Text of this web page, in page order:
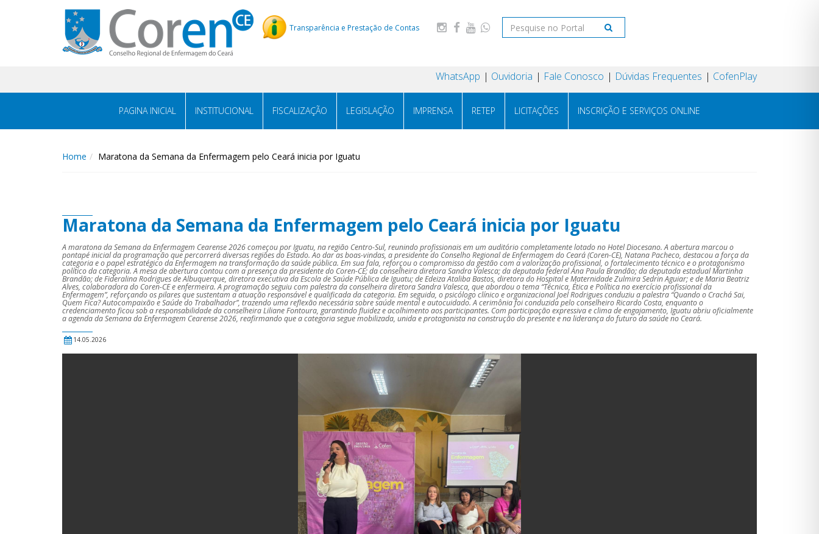
Transparência e Prestação de Contas
WhatsApp Ouvidoria Fale Conosco Dúvidas Frequentes CofenPlay
PAGINA INICIAL INSTITUCIONAL FISCALIZAÇÃO LEGISLAÇÃO IMPRENSA RETEP LICITAÇÕES INSCRIÇÃO E SERVIÇOS ONLINE
Home Maratona da Semana da Enfermagem pelo Ceará inicia por Iguatu
Maratona da Semana da Enfermagem pelo Ceará inicia por Iguatu
A maratona da Semana da Enfermagem Cearense 2026 começou por Iguatu, na região Centro-Sul, reunindo profissionais em um auditório completamente lotado no Hotel Diocesano. A abertura marcou o
pontapé inicial da programação que percorrerá diversas regiões do Estado. Ao dar as boas-vindas, a presidente do Conselho Regional de Enfermagem do Ceará (Coren-CE), Natana Pacheco, destacou a força da
categoria e o papel estratégico da Enfermagem na transformação da saúde pública. Em sua fala, reforçou o compromisso da gestão com a valorização profissional, o fortalecimento técnico e o protagonismo
político da categoria. A mesa de abertura contou com a presença da presidente do Coren-CE; da conselheira diretora Sandra Valesca; da deputada federal Ana Paula Brandão; da deputada estadual Martinha
Brandão; de Fideralina Rodrigues de Albuquerque, diretora executiva da Escola de Saúde Pública de Iguatu; de Edeiza Ataliba Bastos, diretora do Hospital e Maternidade Zulmira Sedrin Aguiar; e de Maria Beatriz
Alves, colaboradora do Coren-CE e enfermeira. A programação seguiu com palestra da conselheira diretora Sandra Valesca, que abordou o tema “Técnica, Ética e Política no exercício profissional da
Enfermagem”, reforçando os pilares que sustentam a atuação responsável e qualificada da categoria. Em seguida, o psicólogo clínico e organizacional Joel Rodrigues conduziu a palestra “Quando o Crachá Sai,
Quem Fica? Autocompaixão e Saúde do Trabalhador”, trazendo uma reflexão necessária sobre saúde mental e autocuidado. A cerimônia foi conduzida pelo conselheiro Ricardo Costa, enquanto o
credenciamento ficou sob a responsabilidade da conselheira Liliane Fontoura, garantindo fluidez e acolhimento aos participantes. Com participação expressiva e clima de engajamento, Iguatu abriu oficialmente
a agenda da Semana da Enfermagem Cearense 2026, reafirmando que a categoria segue mobilizada, unida e protagonista na construção do presente e na liderança do futuro da saúde no Ceará.
14.05.2026